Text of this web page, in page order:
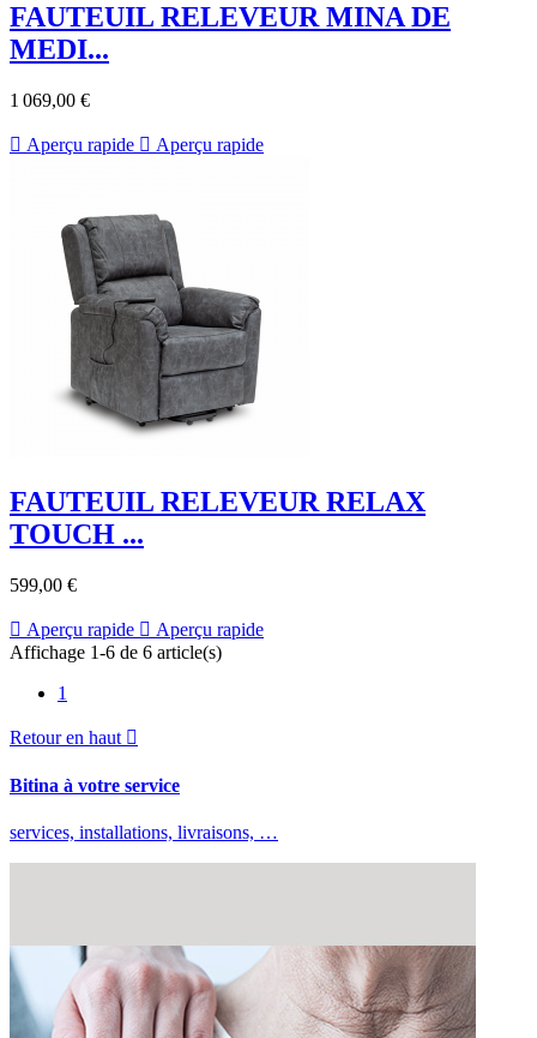
FAUTEUIL RELEVEUR MINA DE
MEDI...
1 069,00 €
 Aperçu rapide  Aperçu rapide
FAUTEUIL RELEVEUR RELAX
TOUCH ...
599,00 €
 Aperçu rapide  Aperçu rapide
Affichage 1-6 de 6 article(s)
1
Retour en haut 
Bitina à votre service
services, installations, livraisons, …